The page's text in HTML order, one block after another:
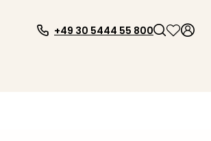
+49 30 5444 55 800